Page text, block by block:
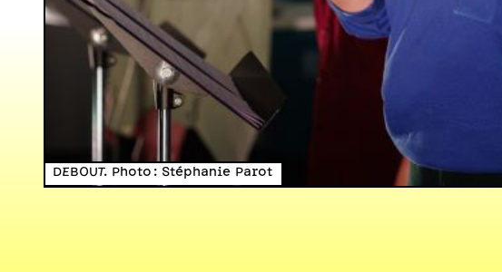
DEBOUT. Photo : Stéphanie Parot